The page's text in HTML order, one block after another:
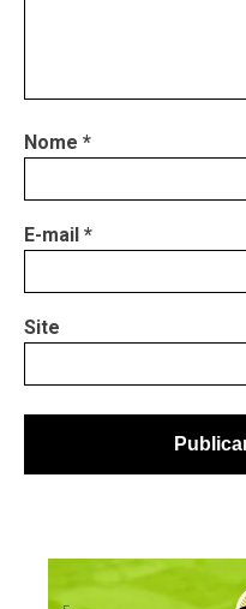
Nome *
E-mail *
Site